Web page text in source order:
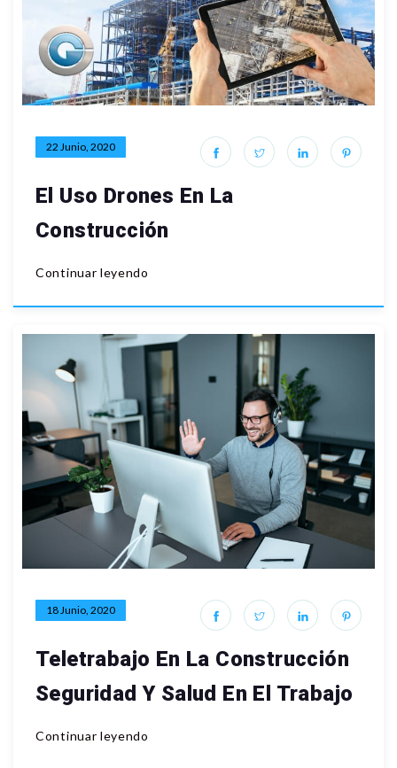
22 Junio, 2020
El Uso Drones En La
Construcción
Continuar leyendo
18 Junio, 2020
Teletrabajo En La Construcción
Seguridad Y Salud En El Trabajo
Continuar leyendo